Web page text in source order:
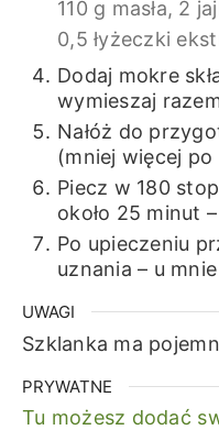
110 g masła, 2
0,5 łyżeczki
Dodaj mokre
wymieszaj
Nałóż do
(mniej więcej po
Piecz w 180
około 25 minut
Po upieczeniu
uznania – u
UWAGI
Szklanka ma
PRYWATNE
Tu możesz dodać